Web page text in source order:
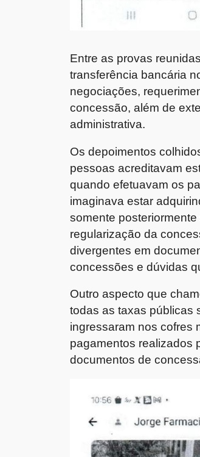
Entre as provas
transferência bancária
negociações,
concessão, além de
administrativa.
Os depoimentos
pessoas acreditavam
quando efetuavam os
imaginava estar
somente
regularização da
divergentes em
concessões e dúvidas
Outro aspecto que
todas as taxas públicas
ingressaram nos cofres
pagamentos realizados
documentos de